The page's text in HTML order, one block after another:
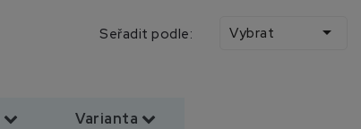
Seřadit podle: Vybrat 
Varianta